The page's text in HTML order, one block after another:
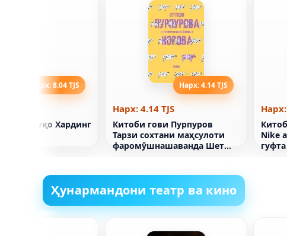
Нарх: 8.04 TJS
Луқо Хардинг
Нарх: 4.14 TJS
Нарх: 4.14 TJS
Китоби гови Пурпуров
Тарзи сохтани маҳсулоти
фаромӯшнашаванда Шет
Нарх:
Nike
Ҳунармандони театр ва кино